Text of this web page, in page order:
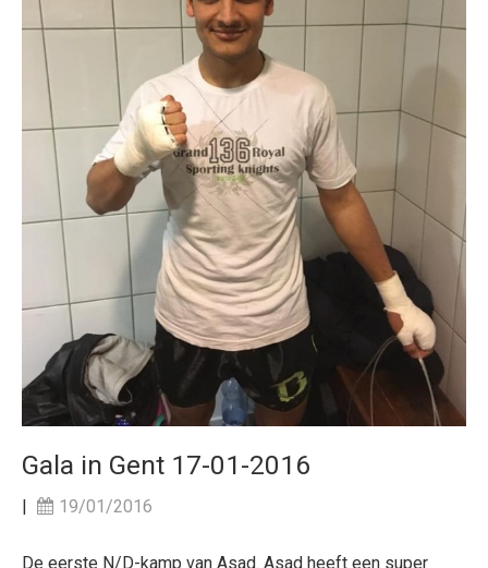
Gala in Gent 17-01-2016
| 19/01/2016
De eerste N/D-kamp van Asad. Asad heeft een super